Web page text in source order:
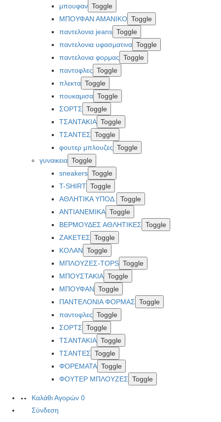
μπουφαν Toggle
ΜΠΟΥΦΑΝ ΑΜΑΝΙΚΟ Toggle
παντελονια jeans Toggle
παντελονια υφασματινα Toggle
παντελονια φορμας Toggle
παντοφλες Toggle
πλεκτα Toggle
πουκαμισα Toggle
ΣΟΡΤΣ Toggle
ΤΣΑΝΤΑΚΙΑ Toggle
ΤΣΑΝΤΕΣ Toggle
φουτερ μπλουζες Toggle
γυναικεια Toggle
sneakers Toggle
T-SHIRT Toggle
ΑΘΛΗΤΙΚΑ ΥΠΟΔ.
Toggle
ΑΝΤΙΑΝΕΜΙΚΑ Toggle
ΒΕΡΜΟΥΔΕΣ ΑΘΛΗΤΙΚΕΣ Toggle
ΖΑΚΕΤΕΣ Toggle
ΚΟΛΑΝ Toggle
ΜΠΛΟΥΖΕΣ-TOPS Toggle
ΜΠΟΥΣΤΑΚΙΑ Toggle
ΜΠΟΥΦΑΝ Toggle
ΠΑΝΤΕΛΟΝΙΑ ΦΟΡΜΑΣ Toggle
παντοφλες Toggle
ΣΟΡΤΣ Toggle
ΤΣΑΝΤΑΚΙΑ Toggle
ΤΣΑΝΤΕΣ Toggle
ΦΟΡΕΜΑΤΑ Toggle
ΦΟΥΤΕΡ ΜΠΛΟΥΖΕΣ Toggle
Καλάθι Αγορών 0
Σύνδεση